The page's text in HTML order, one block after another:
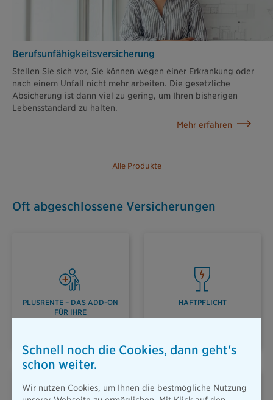
Alle Produkte
Berufsunfähigkeits­versicherung
Stellen Sie sich vor, Sie können wegen einer Erkrankung oder
nach einem Unfall nicht mehr arbeiten. Die gesetzliche
Absicherung ist dann viel zu gering, um Ihren bisherigen
Lebensstandard zu halten.
Mehr erfahren
Oft abgeschlossene Versicherungen
PLUSRENTE – DAS ADD-ON
FÜR IHRE
ALTERSVORSORGE
HAFTPFLICHT
Schnell noch die Cookies, dann geht's
schon weiter.
Wir nutzen Cookies, um Ihnen die bestmögliche Nutzung